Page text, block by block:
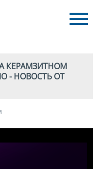
КЕРАМЗИТНОМ
- НОВОСТЬ ОТ